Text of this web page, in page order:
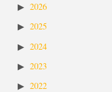
2026
2025
2024
2023
2022